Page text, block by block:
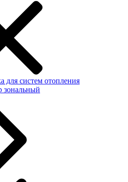
для систем отопления
зональный